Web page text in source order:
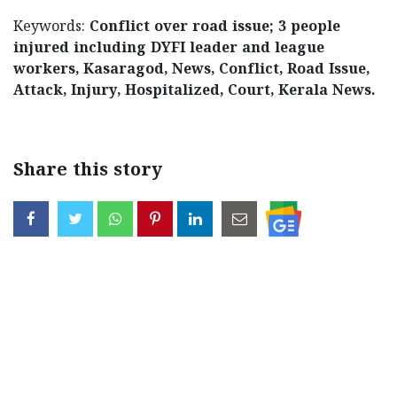
Keywords: Conflict over road issue; 3 people
injured including DYFI leader and league
workers, Kasaragod, News, Conflict, Road Issue,
Attack, Injury, Hospitalized, Court, Kerala News.
Share this story